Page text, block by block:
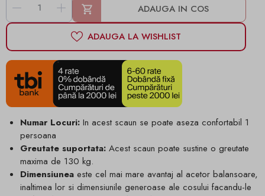
- + ADAUGA IN COS
ADAUGA LA WISHLIST
Numar Locuri: In acest scaun se poate aseza confortabil 1
persoana
Greutate suportata: Acest scaun poate sustine o greutate
maxima de 130 kg.
Dimensiunea este cel mai mare avantaj al acetor balansoare,
inaltimea lor si dimensiunile generoase ale cosului facandu-le